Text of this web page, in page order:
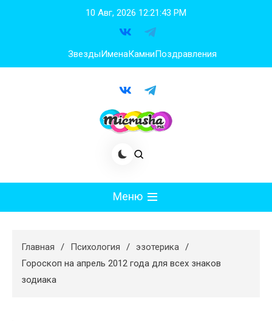
10 Авг, 2026 12:21:45 PM
ЗвездыИменаКамниПоздравления
Меню
Худеем
Главная Психология
эзотерика
Гороскоп на апрель 2012 года для всех знаков
зодиака